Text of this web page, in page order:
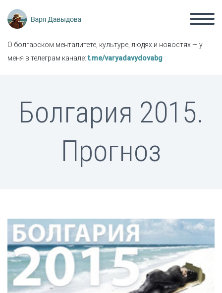
О болгарском менталитете, культуре, людях и новостях — у
меня в телеграм канале:t.me/varyadavydovabg
Болгария 2015.
Прогноз